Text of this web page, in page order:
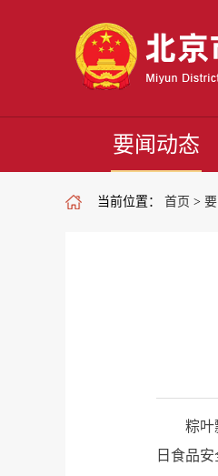
要闻动态
当前位置： 首页 >
粽叶
日食品安